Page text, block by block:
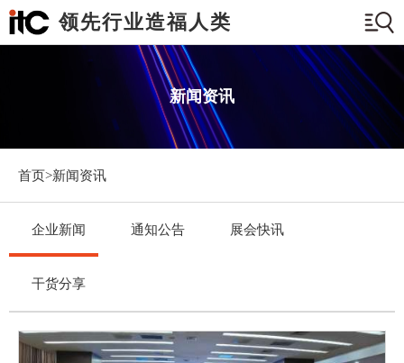
领先行业造福人类
新闻资讯
首页>新闻资讯
企业新闻 通知公告 展会快讯
干货分享